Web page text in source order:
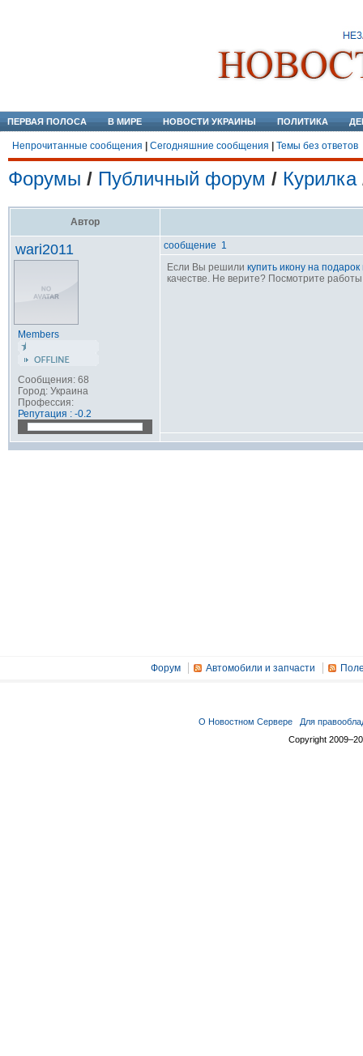
ПЕРВАЯ ПОЛОСА В МИРЕ НОВОСТИ УКРАИНЫ ПОЛИТИКА
Непрочитанные сообщения Сегодняшние сообщения Темы без ответов
Форумы / Публичный форум / Курилка
Автор
wari2011
Members
Сообщения: 68
Город: Украина
Профессия:
Репутация : -0.2
сообщение 1
Если Вы решили купить икону на подарок
качестве. Не верите? Посмотрите
Форум Автомобили и запчасти
О Новостном Сервере
Для
Copyright